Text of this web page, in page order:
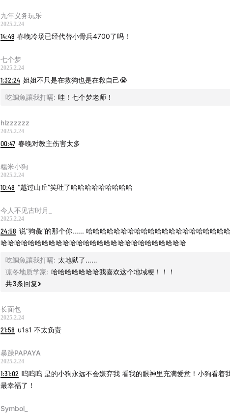
九年义务玩乐
2025.2.24
14:49 春晚冷场已经代替小骨兵4700了吗！
七个梦
2025.2.24
1:32:24 姐姐不只是在救狗也是在救自己😭
吃鯛魚讓我打嗝: 哇！七个梦老师！
hlzzzzzz
2025.2.24
00:47 春晚对教主伤害太多
糯米小狗
2025.2.24
10:48 “越过山丘”笑吐了哈哈哈哈哈哈哈哈哈
今人不见古时月_
2025.2.24
24:58 说“狗彘”的那个你...... 哈哈哈哈哈哈哈哈哈哈哈哈哈哈哈哈哈哈哈哈
哈哈哈哈哈哈哈哈哈哈哈哈哈哈哈哈哈哈哈哈哈哈哈哈哈哈哈
吃鯛魚讓我打嗝: 太地狱了……
凛冬地质学家: 哈哈哈哈哈哈哈我喜欢这个地域梗！！！
共3条回复
长面包
2025.2.24
21:58 u1s1 不太负责
暴躁PAPAYA
2025.2.24
1:31:02 呜呜呜 是的小狗永远不会嫌弃我 看我的眼神里充满爱意！小狗看着
最幸福了！
Symbol_